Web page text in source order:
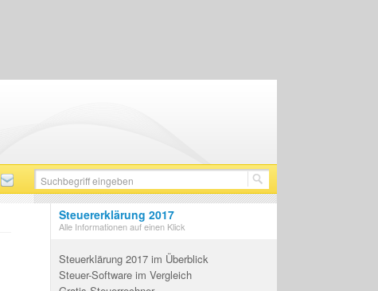
Steuererklärung 2017
Alle Informationen auf einen Klick
Steuerklärung 2017 im Überblick
Steuer-Software im Vergleich